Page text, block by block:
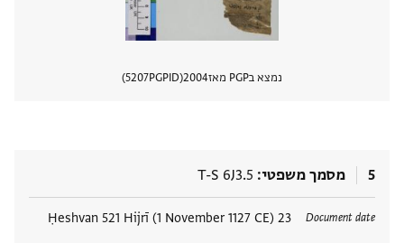
נמצא בPGP מאז 2004
PGPID
5207
5 מסמך משפטי T-S 6J3.5
Document date
23 Ḥeshvan 521 Hijrī (1 November 1127 CE) תגים